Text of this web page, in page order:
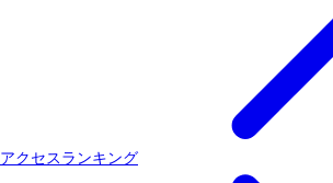
アクセスランキング